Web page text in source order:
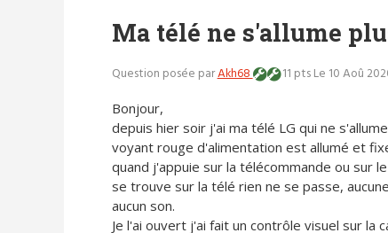
Ma télé ne s'allume
Question posée parAkh68 11 ptsLe 10 Aoû
Bonjour,
depuis hier soir j'ai ma télé LG qui ne
voyant rouge d'alimentation est allumé et
quand j'appuie sur la télécommande ou sur
se trouve sur la télé rien ne se passe,
aucun son.
Je l'ai ouvert j'ai fait un contrôle visuel sur